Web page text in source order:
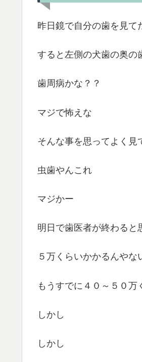
昨日鏡で自分の歯を見て
すると左側の犬歯の奥の
歯周病かな？？
マジで怖えな
そんな事を思ってよく見
虫歯やんこれ
マジかー
明日で歯医者が終わると
５万くらいかかるんやな
もうすでに４０～５０
しかし
しかし